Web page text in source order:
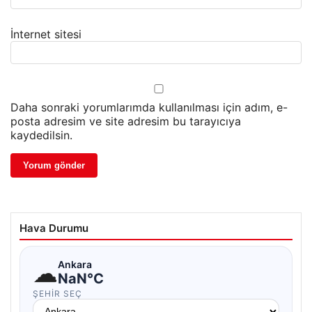
İnternet sitesi
Daha sonraki yorumlarımda kullanılması için adım, e-
posta adresim ve site adresim bu tarayıcıya
kaydedilsin.
Hava Durumu
☁Ankara
NaN°C
ŞEHIR SEÇ